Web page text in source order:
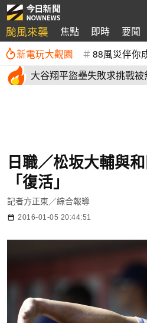
颱風來襲 焦點 即時 要聞
新電玩大觀園 88風災伴你
大谷翔平盜壘失敗求挑戰
日職／松坂大輔與
「復活」
記者方正東／綜合報導
2016-01-05 20:44:51